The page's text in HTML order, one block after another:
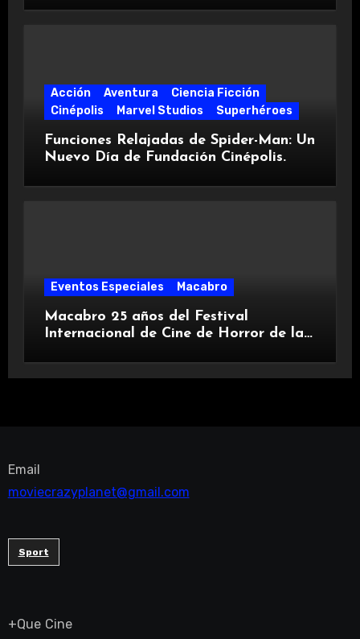
Acción Aventura
Ciencia Ficción
Cinépolis
Marvel Studios Superhéroes
Funciones Relajadas de Spider-Man: Un
Nuevo Día de Fundación Cinépolis.
Eventos Especiales Macabro
Macabro 25 años del Festival
Internacional de Cine de Horror de la
Email
moviecrazyplanet@gmail.com
Sport
+Que Cine